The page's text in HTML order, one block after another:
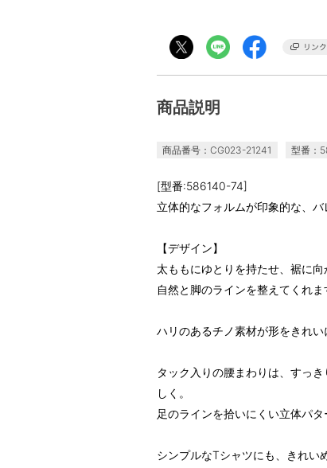
商品説明
商品番号：CG023-21241 型番：
[型番:586140-74]
立体的なフォルムが印象的な、バ
【デザイン】
太ももにゆとりを持たせ、裾に
自然と脚のラインを整えてくれま
ハリのあるチノ素材が形をきれ
タック入りの腰まわりは、すっ
しく。
足のラインを拾いにくい立体パ
シンプルなTシャツにも、きれい